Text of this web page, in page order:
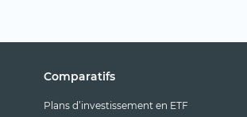
Comparatifs
Plans d’investissement en ETF